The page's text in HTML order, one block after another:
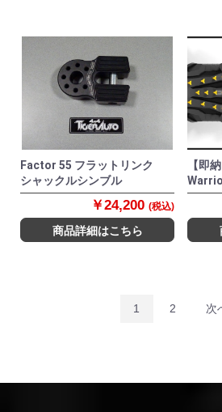
Factor 55 フラットリンク
シャックルシンブル
￥24,200 (税込)
商品詳細はこちら
【即
1 2 次